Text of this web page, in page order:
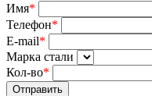
Имя*
Телефон*
E-mail*
Марка стали
Кол-во*
Отправить